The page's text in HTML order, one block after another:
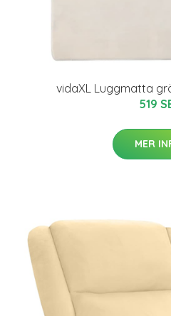
vidaXL Luggmatta
519
MER